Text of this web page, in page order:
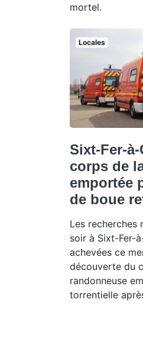
mortel.
Locales
Sixt-Fer-
corps de
emportée
de boue
Les recherches
soir à Sixt-Fer-
achevées ce
découverte du
randonneuse
torrentielle